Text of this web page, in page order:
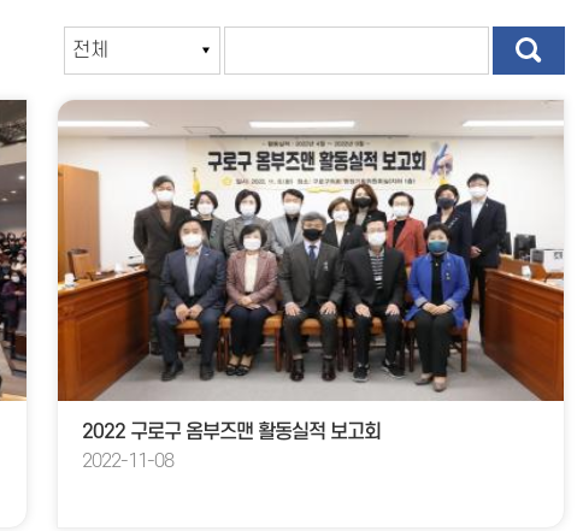
2022 구로구 옴부즈맨 활동실적 보고회
2022-11-08